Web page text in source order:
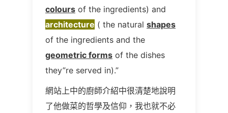
colours of the ingredients) and
architecture ( the natural shapes
of the ingredients and the
geometric forms of the dishes
they”re served in).”
網站上中的廚師介紹中很清楚地說明
了他做菜的哲學及信仰，我也就不必